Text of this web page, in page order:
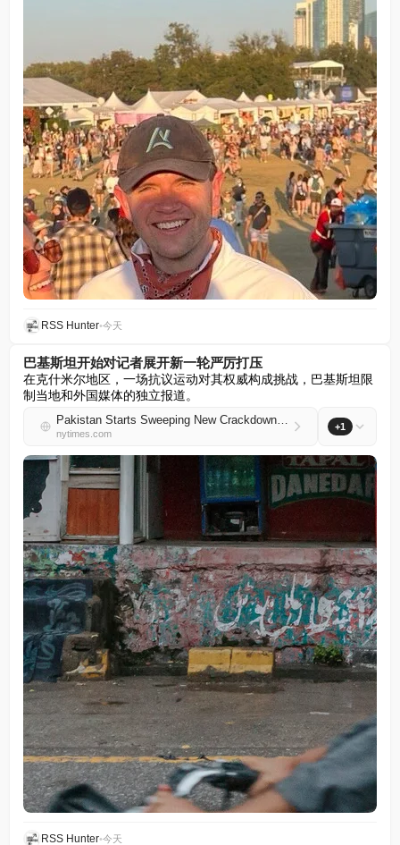
RSS Hunter•今天
巴基斯坦开始对记者展开新一轮严厉打压
在克什米尔地区，一场抗议运动对其权威构成挑战，巴基斯坦限
制当地和外国媒体的独立报道。
Pakistan Starts Sweeping New Crackdown on Journalists
nytimes.com
+1
RSS Hunter•今天